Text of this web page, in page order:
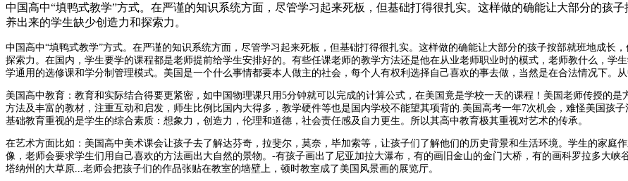
中国高中“填鸭式教学”方式。在严谨的知识系统方面，尽管学习起来死板，但基础打得很扎实。这样做的确能让大部分的孩
养出来的学生缺少创造力和探索力。
中国高中“填鸭式教学”方式。在严谨的知识系统方面， 尽管学习起来死板，但基础打得很扎实。这样做的确能让大部分的孩子按部就班地成长，
探索力。在国内，学生要学的课程都是老师提前给学生安排好的。有些任课老师的教学方法还是他在从业老师职业时的模式，老师教什么，学
学通用的选修课和学分制管理模式。 美国是一个什么事情都要本人做主的社会，每个人有权利选择自己喜欢的事去做，当然是在合法情况下。从
美国高中教育：教育和实际结合得要更紧密 ， 如中国物理课只用5分钟就可以完成的计算公式， 在美国竟是学校一天的课程！美国老师传授的是
方法及丰富的教材，注重互动和启发，师生比例比国内大得多，教学硬件等也是国内学校不能望其项背的 美国高考一年7次机会，难怪美国孩
基础教育重视的是学生的综合素质：想象力，创造力，伦理和道德，社会责任感及自力更生。所以其高中教育极其重视对艺术的传承。
在艺术方面比如：美国高中美术课会让孩子去了解达芬奇，拉斐尔，莫奈，毕加索等，让孩子们了解他们的历史背景和生活环境。学生的家庭
像，老师会要求学生们用自己喜欢的方法画出大自然的景物。 -有孩子画出了尼亚加拉大瀑布，有的画旧金山的金门大桥，有的画科罗拉多大
塔纳州的大草原
老师会把孩子们的作品张贴在教室的墙壁上，顿时教室成了美国风景画的展览厅。